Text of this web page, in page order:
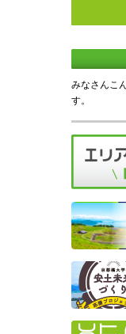
みなさんこ
す。